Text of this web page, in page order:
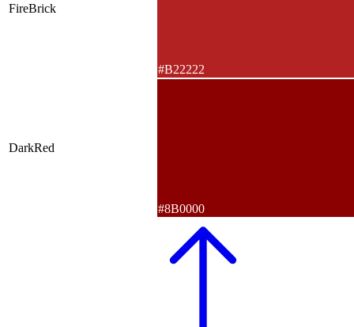
FireBrick
#B22222
DarkRed
#8B0000